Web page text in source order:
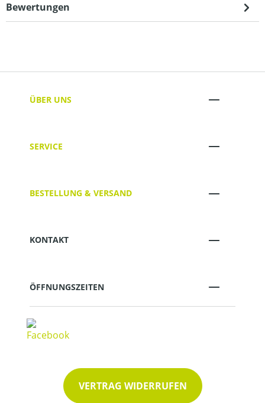
Bewertungen
ÜBER UNS
SERVICE
BESTELLUNG & VERSAND
KONTAKT
ÖFFNUNGSZEITEN
VERTRAG WIDERRUFEN